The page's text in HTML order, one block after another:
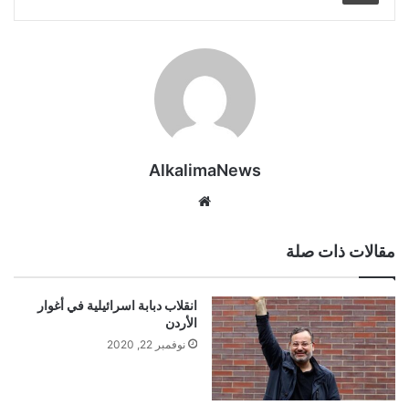
AlkalimaNews
مقالات ذات صلة
انقلاب دبابة اسرائيلية في أغوار
الأردن
نوفمبر 22, 2020